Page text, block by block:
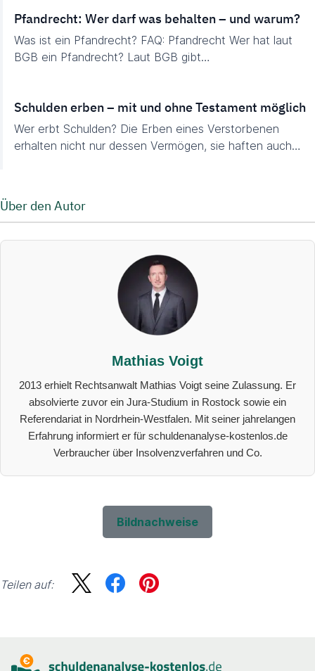
Pfandrecht: Wer darf was behalten – und warum?
Was ist ein Pfandrecht? FAQ: Pfandrecht Wer hat laut
BGB ein Pfandrecht? Laut BGB gibt…
Schulden erben – mit und ohne Testament möglich
Wer erbt Schulden? Die Erben eines Verstorbenen
erhalten nicht nur dessen Vermögen, sie haften auch…
Über den Autor
Mathias Voigt
2013 erhielt Rechtsanwalt Mathias Voigt seine Zulassung. Er
absolvierte zuvor ein Jura-Studium in Rostock sowie ein
Referendariat in Nordrhein-Westfalen. Mit seiner jahrelangen
Erfahrung informiert er für schuldenanalyse-kostenlos.de
Verbraucher über Insolvenzverfahren und Co.
Bildnachweise
Teilen auf: